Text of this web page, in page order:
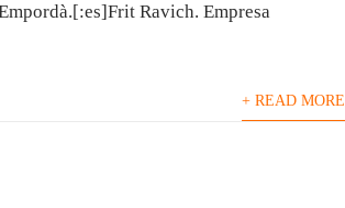
Ravich. Empresa
+ READ MORE